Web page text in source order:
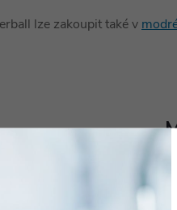
lze zakoupit také v